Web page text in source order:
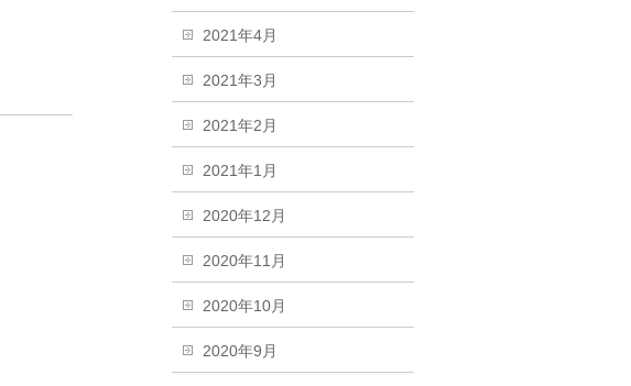
2021年4月
2021年3月
2021年2月
2021年1月
2020年12月
2020年11月
2020年10月
2020年9月